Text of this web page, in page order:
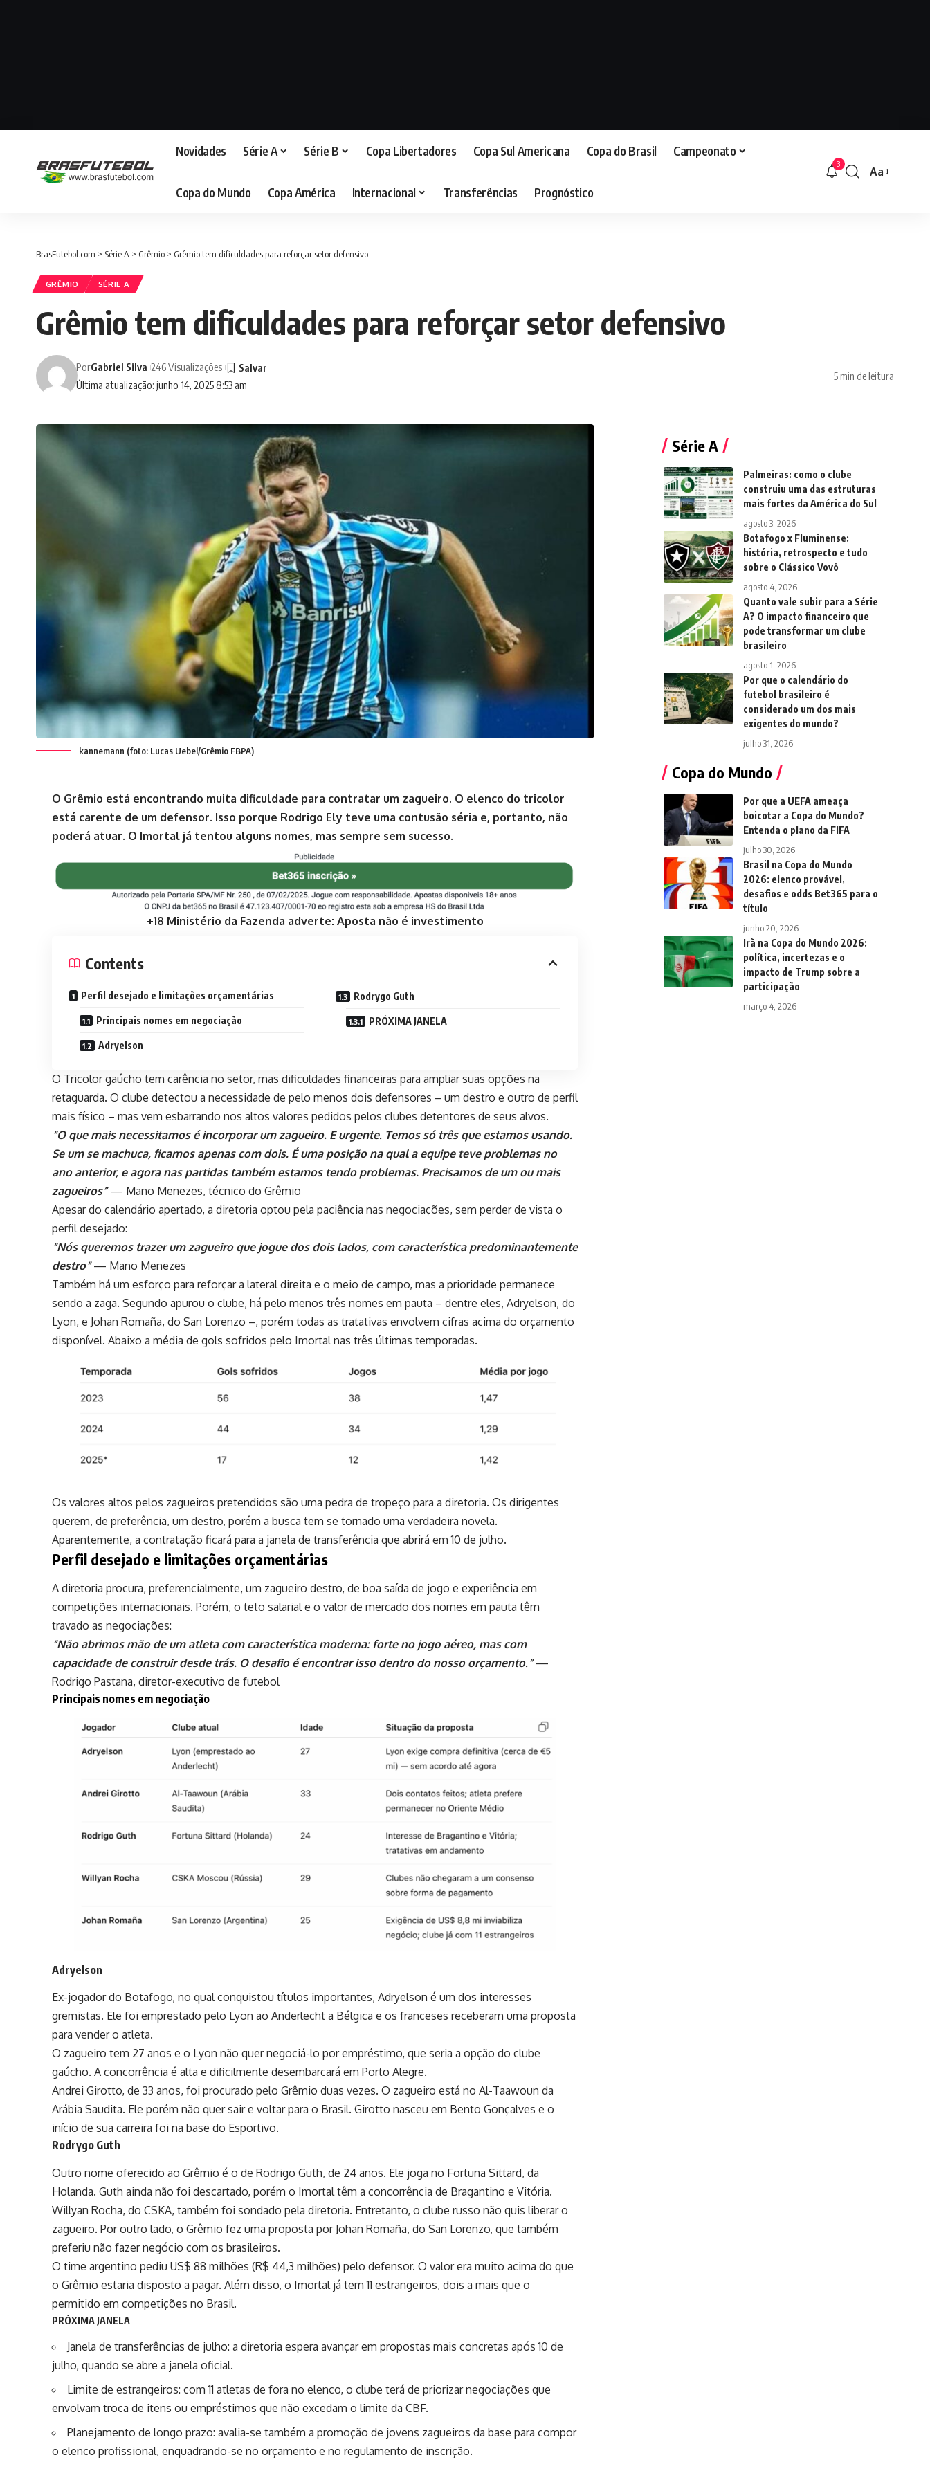
Novidades Série A Série B Copa Libertadores Copa Sul Americana Copa do Brasil Campeonato
Copa do Mundo Copa América Internacional Transferências Prognóstico
3
Aa
BrasFutebol.com > Série A > Grêmio > Grêmio tem dificuldades para reforçar setor defensivo
GRÊMIO SÉRIE A
Grêmio tem dificuldades para reforçar setor defensivo
Última atualização: junho 14, 2025 8:53 am
PorGabriel Silva 246 Visualizações
5 min de leitura
kannemann (foto: Lucas Uebel/Grêmio FBPA)
O Grêmio está encontrando muita dificuldade para contratar um zagueiro. O elenco do tricolor
está carente de um defensor. Isso porque Rodrigo Ely teve uma contusão séria e, portanto, não
poderá atuar. O Imortal já tentou alguns nomes, mas sempre sem sucesso.
+18 Ministério da Fazenda adverte: Aposta não é investimento
Contents
Perfil desejado e limitações orçamentárias
Principais nomes em negociação
Adryelson
Rodrygo Guth
PRÓXIMA JANELA
O Tricolor gaúcho tem carência no setor, mas dificuldades financeiras para ampliar suas opções na
retaguarda. O clube detectou a necessidade de pelo menos dois defensores – um destro e outro de perfil
mais físico – mas vem esbarrando nos altos valores pedidos pelos clubes detentores de seus alvos.
“O que mais necessitamos é incorporar um zagueiro. E urgente. Temos só três que estamos usando.
Se um se machuca, ficamos apenas com dois. É uma posição na qual a equipe teve problemas no
ano anterior, e agora nas partidas também estamos tendo problemas. Precisamos de um ou mais
zagueiros”— Mano Menezes, técnico do Grêmio
Apesar do calendário apertado, a diretoria optou pela paciência nas negociações, sem perder de vista o
perfil desejado:
“Nós queremos trazer um zagueiro que jogue dos dois lados, com característica predominantemente
destro”— Mano Menezes
Também há um esforço para reforçar a lateral direita e o meio de campo, mas a prioridade permanece
sendo a zaga. Segundo apurou o clube, há pelo menos três nomes em pauta – dentre eles, Adryelson, do
Lyon, e Johan Romaña, do San Lorenzo –, porém todas as tratativas envolvem cifras acima do orçamento
disponível. Abaixo a média de gols sofridos pelo Imortal nas três últimas temporadas.
Os valores altos pelos zagueiros pretendidos são uma pedra de tropeço para a diretoria. Os dirigentes
querem, de preferência, um destro, porém a busca tem se tornado uma verdadeira novela.
Aparentemente, a contratação ficará para a janela de transferência que abrirá em 10 de julho.
Perfil desejado e limitações orçamentárias
A diretoria procura, preferencialmente, um zagueiro destro, de boa saída de jogo e experiência em
competições internacionais. Porém, o teto salarial e o valor de mercado dos nomes em pauta têm
travado as negociações:
“Não abrimos mão de um atleta com característica moderna: forte no jogo aéreo, mas com
capacidade de construir desde trás. O desafio é encontrar isso dentro do nosso orçamento.”—
Rodrigo Pastana, diretor-executivo de futebol
Principais nomes em negociação
Adryelson
Ex-jogador do Botafogo, no qual conquistou títulos importantes, Adryelson é um dos interesses
gremistas. Ele foi emprestado pelo Lyon ao Anderlecht a Bélgica e os franceses receberam uma proposta
para vender o atleta.
O zagueiro tem 27 anos e o Lyon não quer negociá-lo por empréstimo, que seria a opção do clube
gaúcho. A concorrência é alta e dificilmente desembarcará em Porto Alegre.
Andrei Girotto, de 33 anos, foi procurado pelo Grêmio duas vezes. O zagueiro está no Al-Taawoun da
Arábia Saudita. Ele porém não quer sair e voltar para o Brasil. Girotto nasceu em Bento Gonçalves e o
início de sua carreira foi na base do Esportivo.
Rodrygo Guth
Outro nome oferecido ao Grêmio é o de Rodrigo Guth, de 24 anos. Ele joga no Fortuna Sittard, da
Holanda. Guth ainda não foi descartado, porém o Imortal têm a concorrência de Bragantino e Vitória.
Willyan Rocha, do CSKA, também foi sondado pela diretoria. Entretanto, o clube russo não quis liberar o
zagueiro. Por outro lado, o Grêmio fez uma proposta por Johan Romaña, do San Lorenzo, que também
preferiu não fazer negócio com os brasileiros.
O time argentino pediu US$ 88 milhões (R$ 44,3 milhões) pelo defensor. O valor era muito acima do que
o Grêmio estaria disposto a pagar. Além disso, o Imortal já tem 11 estrangeiros, dois a mais que o
permitido em competições no Brasil.
PRÓXIMA JANELA
Janela de transferências de julho: a diretoria espera avançar em propostas mais concretas após 10 de
julho, quando se abre a janela oficial.
Limite de estrangeiros: com 11 atletas de fora no elenco, o clube terá de priorizar negociações que
envolvam troca de itens ou empréstimos que não excedam o limite da CBF.
Planejamento de longo prazo: avalia-se também a promoção de jovens zagueiros da base para compor
o elenco profissional, enquadrando-se no orçamento e no regulamento de inscrição.
Série A
Palmeiras: como o clube
construiu uma das estruturas
mais fortes da América do Sul
agosto 3, 2026
Botafogo x Fluminense:
história, retrospecto e tudo
sobre o Clássico Vovô
agosto 4, 2026
Quanto vale subir para a Série
A? O impacto financeiro que
pode transformar um clube
brasileiro
agosto 1, 2026
Por que o calendário do
futebol brasileiro é
considerado um dos mais
exigentes do mundo?
julho 31, 2026
Copa do Mundo
Por que a UEFA ameaça
boicotar a Copa do Mundo?
Entenda o plano da FIFA
julho 30, 2026
Brasil na Copa do Mundo
2026: elenco provável,
desafios e odds Bet365 para o
título
junho 20, 2026
Irã na Copa do Mundo 2026:
política, incertezas e o
impacto de Trump sobre a
participação
março 4, 2026